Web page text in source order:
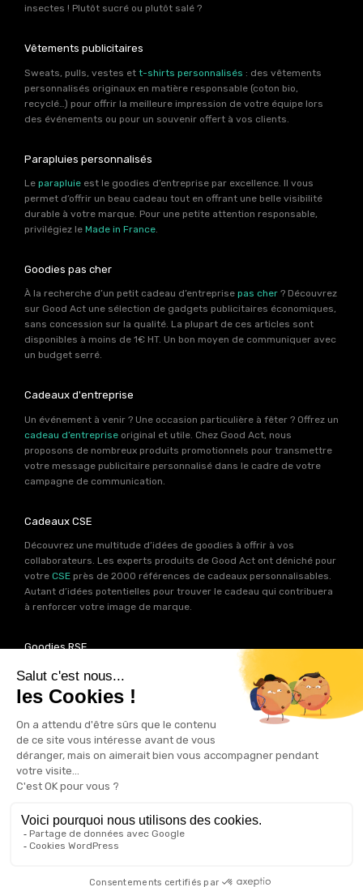
insectes ! Plutôt sucré ou plutôt salé ?
Vêtements publicitaires
Sweats, pulls, vestes et t-shirts personnalisés : des vêtements
personnalisés originaux en matière responsable (coton bio,
recyclé…) pour offrir la meilleure impression de votre équipe lors
des événements ou pour un souvenir offert à vos clients.
Parapluies personnalisés
Le parapluie est le goodies d’entreprise par excellence. Il vous
permet d’offrir un beau cadeau tout en offrant une belle visibilité
durable à votre marque. Pour une petite attention responsable,
privilégiez le Made in France.
Goodies pas cher
À la recherche d’un petit cadeau d’entreprise pas cher ? Découvrez
sur Good Act une sélection de gadgets publicitaires économiques,
sans concession sur la qualité. La plupart de ces articles sont
disponibles à moins de 1€ HT. Un bon moyen de communiquer avec
un budget serré.
Cadeaux d'entreprise
Un événement à venir ? Une occasion particulière à fêter ? Offrez un
cadeau d’entreprise original et utile. Chez Good Act, nous
proposons de nombreux produits promotionnels pour transmettre
votre message publicitaire personnalisé dans le cadre de votre
campagne de communication.
Cadeaux CSE
Découvrez une multitude d’idées de goodies à offrir à vos
collaborateurs. Les experts produits de Good Act ont déniché pour
votre CSE près de 2000 références de cadeaux personnalisables.
Autant d’idées potentielles pour trouver le cadeau qui contribuera
à renforcer votre image de marque.
Goodies RSE
Vous souhaitez communiquer en accord avec vos valeurs ? Ca
tombe bien ! Un grand nombre de produits présents sur Good Act
sont fabriqués en France et en Europe.
Notre sélection RSEvous
permet de trouver un goodies parfait pour votre campagne de
communication. Des produits fabriqués avec amour dans de